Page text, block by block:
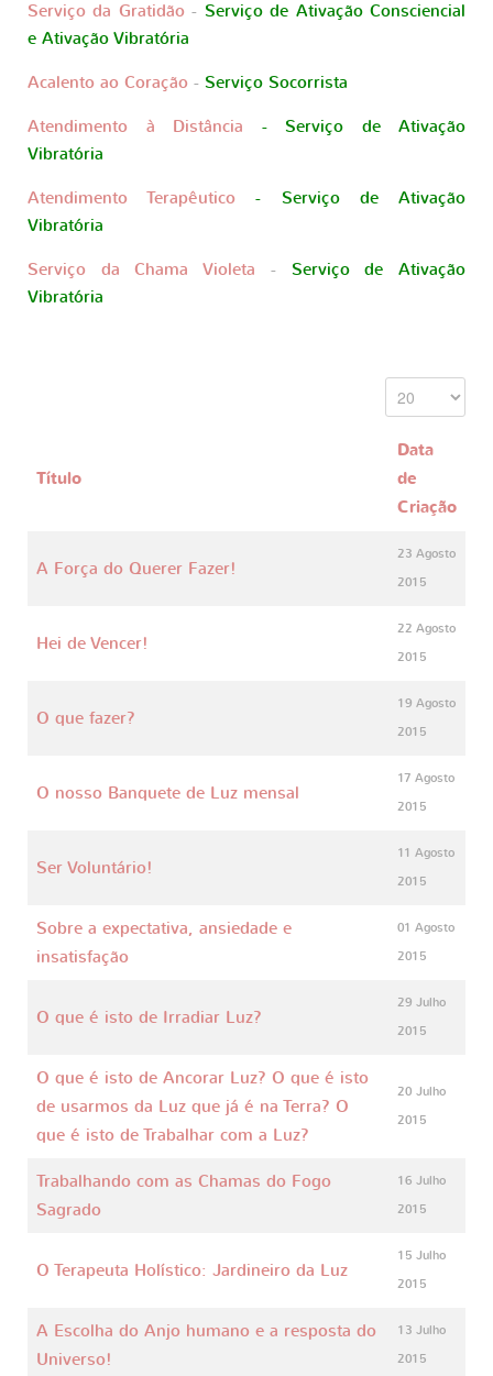
Serviço da Gratidão - Serviço de Ativação Consciencial
e Ativação Vibratória
Acalento ao Coração - Serviço Socorrista
Atendimento à Distância
- Serviço de Ativação
Vibratória
Atendimento Terapêutico
- Serviço de Ativação
Vibratória
Serviço da Chama Violeta - Serviço de Ativação
Vibratória
Título
Data
de
Criação
A Força do Querer Fazer!
23 Agosto
2015
Hei de Vencer!
22 Agosto
2015
O que fazer?
19 Agosto
2015
O nosso Banquete de Luz mensal
17 Agosto
2015
Ser Voluntário!
11 Agosto
2015
Sobre a expectativa, ansiedade e
insatisfação
01 Agosto
2015
O que é isto de Irradiar Luz?
29 Julho
2015
O que é isto de Ancorar Luz? O que é isto
de usarmos da Luz que já é na Terra? O
que é isto de Trabalhar com a Luz?
20 Julho
2015
Trabalhando com as Chamas do Fogo
Sagrado
16 Julho
2015
O Terapeuta Holístico: Jardineiro da Luz
15 Julho
2015
A Escolha do Anjo humano e a resposta do
Universo!
13 Julho
2015